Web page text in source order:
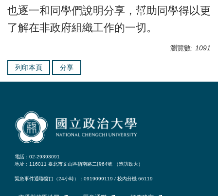
也逐一和同學們說明分享，幫助同學得以更
了解在非政府組織工作的一切。
瀏覽數: 1091
列印本頁 分享
電話：02-29393091
地址：116011 臺北市文山區指南路二段64號 （造訪政大）
緊急事件通聯窗口（24小時）：0919099119 / 校內分機 66119